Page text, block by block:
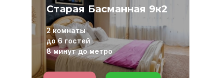
Старая Басманная 9к2
2 комнаты
до 6 гостей
8 минут до метро